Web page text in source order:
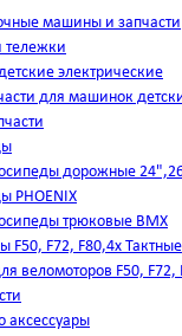
машины и запчасти
тележки
электрические
для машинок
дорожные
PHOENIX
трюковые BMX
F50, F72, F80,4х Тактные
веломоторов F50, F72,
аксессуары